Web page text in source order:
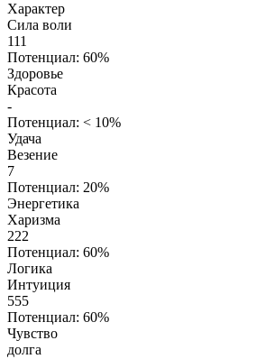
Характер
Сила воли
111
Потенциал: 60%
Здоровье
Красота
-
Потенциал: < 10%
Удача
Везение
7
Потенциал: 20%
Энергетика
Харизма
222
Потенциал: 60%
Логика
Интуиция
555
Потенциал: 60%
Чувство
долга